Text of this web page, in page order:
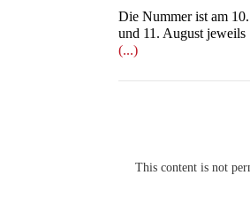
Die Nummer ist am 10.
und 11. August jeweils
(...)
This content is not